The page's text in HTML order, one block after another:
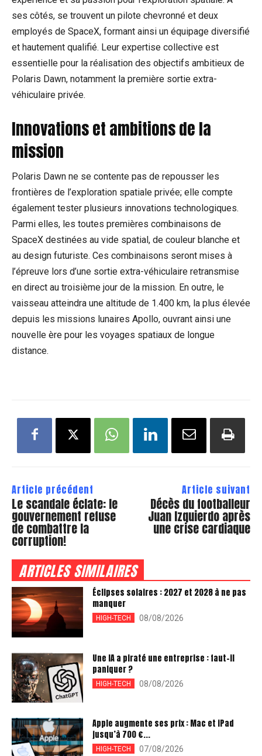
ses côtés, se trouvent un pilote chevronné et deux
employés de SpaceX, formant ainsi un équipage diversifié
et hautement qualifié. Leur expertise collective est
essentielle pour la réalisation des objectifs ambitieux de
Polaris Dawn, notamment la première sortie extra-
véhiculaire privée.
Innovations et ambitions de la
mission
Polaris Dawn ne se contente pas de repousser les
frontières de l’exploration spatiale privée; elle compte
également tester plusieurs innovations technologiques.
Parmi elles, les toutes premières combinaisons de
SpaceX destinées au vide spatial, de couleur blanche et
au design futuriste. Ces combinaisons seront mises à
l’épreuve lors d’une sortie extra-véhiculaire retransmise
en direct au troisième jour de la mission. En outre, le
vaisseau atteindra une altitude de 1.400 km, la plus élevée
depuis les missions lunaires Apollo, ouvrant ainsi une
nouvelle ère pour les voyages spatiaux de longue
distance.
Article précédent
Le scandale éclate: le
gouvernement refuse
de combattre la
corruption!
Article suivant
Décès du footballeur
Juan Izquierdo après
une crise cardiaque
ARTICLES SIMILAIRES
Éclipses solaires : 2027 et 2028 à ne pas
manquer
HIGH-TECH 08/08/2026
Une IA a piraté une entreprise : faut-il
paniquer ?
HIGH-TECH 08/08/2026
Apple augmente ses prix : Mac et iPad
jusqu’à 700 €...
HIGH-TECH 07/08/2026